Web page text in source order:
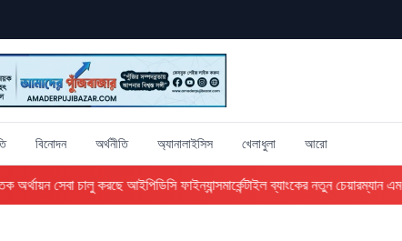
বিনোদন অর্থনীতি অ্যানালাইসিস খেলাধুলা আরো
সেবা চালু করছে আইপিডিসি ফাইন্যান্সমার্কেন্টাইল ব্যাংকের নতুন চেয়ারম্যান এম